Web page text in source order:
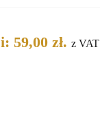
59,00 zł. z VAT